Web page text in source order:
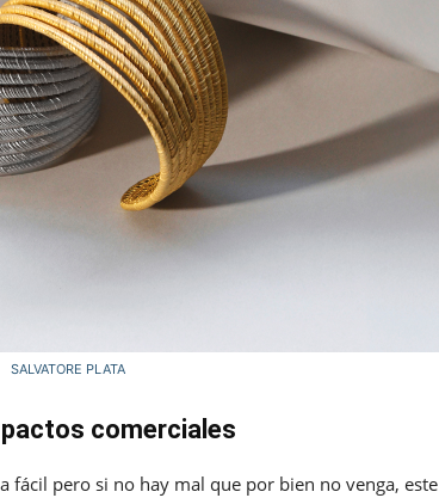
SALVATORE PLATA
comerciales
fácil pero si no hay mal que por bien no venga, este